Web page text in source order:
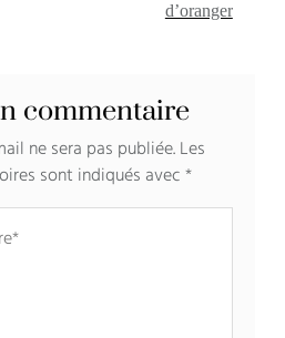
d’oranger
commentaire
ne sera pas publiée.Les
sont indiqués avec*